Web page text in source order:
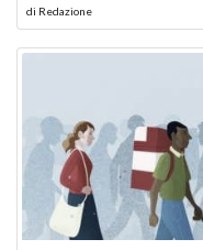
di Redazione